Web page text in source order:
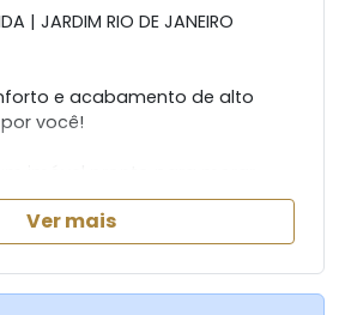
| JARDIM RIO DE JANEIRO
e acabamento de alto
você!
dos ambientes e
a diferença, esta é a
m²
Ver mais